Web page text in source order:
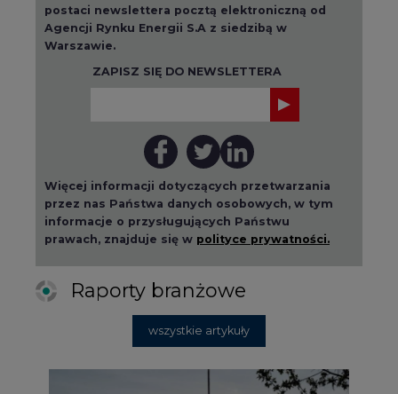
postaci newslettera pocztą elektroniczną od
Agencji Rynku Energii S.A z siedzibą w
Warszawie.
ZAPISZ SIĘ DO NEWSLETTERA
Więcej informacji dotyczących przetwarzania
przez nas Państwa danych osobowych, w tym
informacje o przysługujących Państwu
prawach, znajduje się w polityce prywatności.
Raporty branżowe
wszystkie artykuły